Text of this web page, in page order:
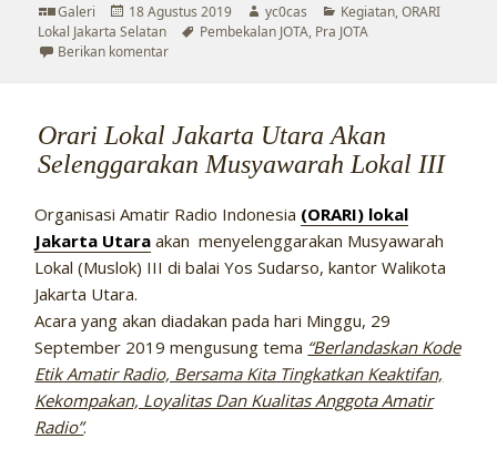
Format
Galeri
Diposkan
pada
18 Agustus 2019 Penulis
yc0cas Kategori
Kegiatan,ORARI
Lokal Jakarta Selatan
Tag
Pembekalan JOTA, Pra JOTA
Berikan komentaruntuk Sekelumit Cerita Kegiatan Pra JOTA ORARI
Orari Lokal Jakarta Utara Akan
Selenggarakan Musyawarah Lokal III
Organisasi Amatir Radio Indonesia (ORARI) lokal
Jakarta Utara akan menyelenggarakan Musyawarah
Lokal (Muslok) III di balai Yos Sudarso, kantor Walikota
Jakarta Utara.
Acara yang akan diadakan pada hari Minggu, 29
September 2019 mengusung tema “Berlandaskan Kode
Etik Amatir Radio, Bersama Kita Tingkatkan Keaktifan,
Kekompakan, Loyalitas Dan Kualitas Anggota Amatir
Radio”.